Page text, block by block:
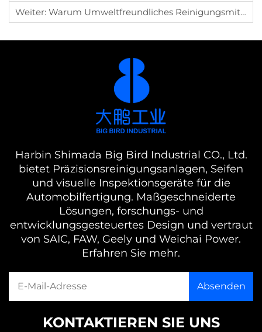
Weiter: Warum Umweltfreundliches Reinigungsmittel Verwenden?
Harbin Shimada Big Bird Industrial CO., Ltd.
bietet Präzisionsreinigungsanlagen, Seifen
und visuelle Inspektionsgeräte für die
Automobilfertigung. Maßgeschneiderte
Lösungen, forschungs- und
entwicklungsgesteuertes Design und vertraut
von SAIC, FAW, Geely und Weichai Power.
Erfahren Sie mehr.
KONTAKTIEREN SIE UNS